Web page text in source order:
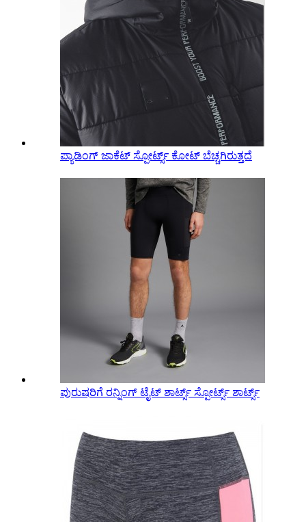
ಪ್ಯಾಡಿಂಗ್ ಜಾಕೆಟ್ ಸ್ಪೋರ್ಟ್ಸ್ ಕೋಟ್ ಬೆಚ್ಚಗಿರುತ್ತದೆ
ಪುರುಷರಿಗೆ ರನ್ನಿಂಗ್ ಟೈಟ್ ಶಾರ್ಟ್ಸ್ ಸ್ಪೋರ್ಟ್ಸ್ ಶಾರ್ಟ್ಸ್